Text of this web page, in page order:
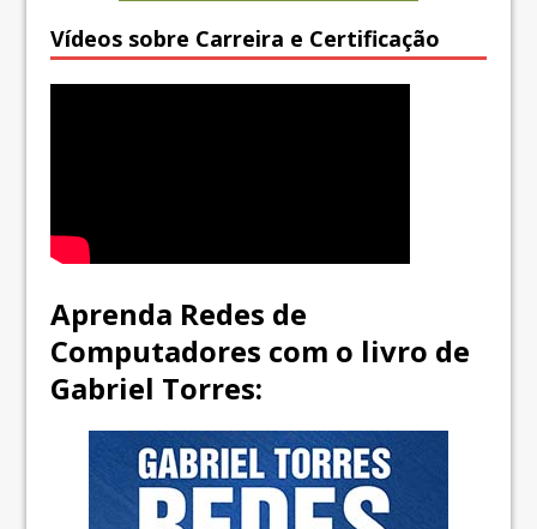
Vídeos sobre Carreira e Certificação
Aprenda Redes de
Computadores com o livro de
Gabriel Torres: